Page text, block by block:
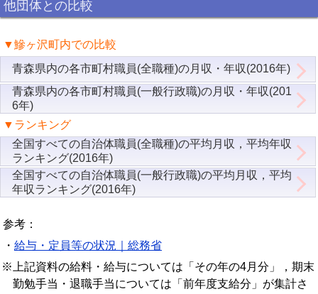
他団体との比較
▼鰺ヶ沢町内での比較
青森県内の各市町村職員(全職種)の月収・年収(2016年)
青森県内の各市町村職員(一般行政職)の月収・年収(201
6年)
▼ランキング
全国すべての自治体職員(全職種)の平均月収，平均年収
ランキング(2016年)
全国すべての自治体職員(一般行政職)の平均月収，平均
年収ランキング(2016年)
参考：
・ 給与・定員等の状況｜総務省
※上記資料の給料・給与については「その年の4月分」，期末
勤勉手当・退職手当については「前年度支給分」が集計さ